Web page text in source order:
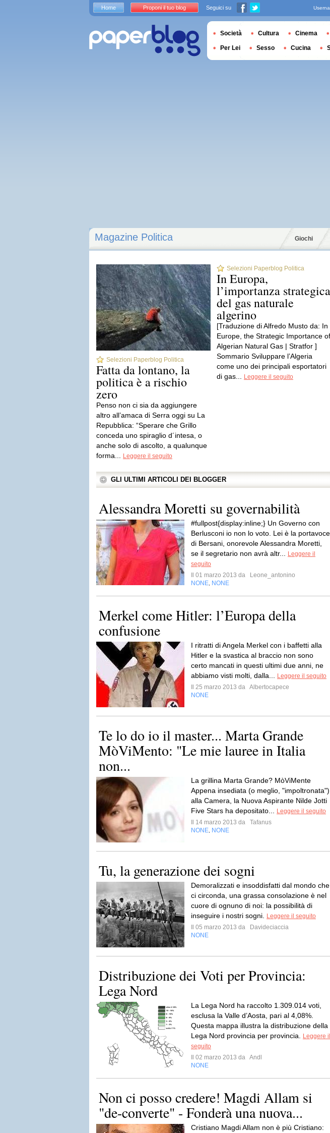
Magazine Politica Giochi
Selezioni Paperblog Politica
Fatta da lontano, la
politica è a rischio
zero
Penso non ci sia da aggiungere
altro all’amaca di Serra oggi su La
Repubblica: “Sperare che Grillo
conceda uno spiraglio d´intesa, o
anche solo di ascolto, a qualunque
forma...
Leggere il seguito
Selezioni Paperblog Politica
In Europa,
l’importanza strategica
del gas naturale
algerino
[Traduzione di Alfredo Musto da: In
Europe, the Strategic Importance of
Algerian Natural Gas | Stratfor ]
Sommario Sviluppare l’Algeria
come uno dei principali esportatori
di gas...
Leggere il seguito
GLI ULTIMI ARTICOLI DEI BLOGGER
Alessandra Moretti su governabilità
#fullpost{display:inline;} Un Governo con
Berlusconi io non lo voto. Lei è la portavoce
di Bersani, onorevole Alessandra Moretti,
se il segretario non avrà altr...
Leggere il
seguito
Il 01 marzo 2013 da
Leone_antonino
NONE NONE
Merkel come Hitler: l’Europa della
confusione
I ritratti di Angela Merkel con i baffetti alla
Hitler e la svastica al braccio non sono
certo mancati in questi ultimi due anni, ne
abbiamo visti molti, dalla...
Leggere il seguito
Il 25 marzo 2013 da Albertocapece
NONE
Te lo do io il master... Marta Grande
MòViMento: "Le mie lauree in Italia
non...
La grillina Marta Grande? MòViMente
Appena insediata (o meglio, "impoltronata")
alla Camera, la Nuova Aspirante Nilde Jotti
Five Stars ha depositato...
Leggere il seguito
Il 14 marzo 2013 da
Tafanus
NONE NONE
Tu, la generazione dei sogni
Demoralizzati e insoddisfatti dal mondo che
ci circonda, una grassa consolazione è nel
cuore di ognuno di noi: la possibilità di
inseguire i nostri sogni.
Leggere il seguito
Il 05 marzo 2013 da
Davideciaccia
NONE
Distribuzione dei Voti per Provincia:
Lega Nord
La Lega Nord ha raccolto 1.309.014 voti,
esclusa la Valle d’Aosta, pari al 4,08%.
Questa mappa illustra la distribuzione della
Lega Nord provincia per provincia.
Leggere il
seguito
Il 02 marzo 2013 da Andl
NONE
Non ci posso credere! Magdi Allam si
"de-converte" - Fonderà una nuova...
Cristiano Magdi Allam non è più Cristiano:
Home Proponi il tuo blog Seguici su
Società Cultura Cinema
Per Lei Sesso Cucina